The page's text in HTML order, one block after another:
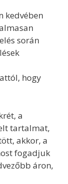
kedvében
során
hogy
a
tartalmat,
akkor, a
fogadjuk
áron,